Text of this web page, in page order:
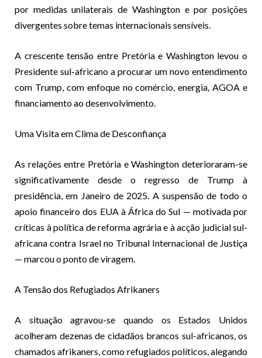
por medidas unilaterais de Washington e por posições
divergentes sobre temas internacionais sensíveis.
A crescente tensão entre Pretória e Washington levou o
Presidente sul-africano a procurar um novo entendimento
com Trump, com enfoque no comércio, energia, AGOA e
financiamento ao desenvolvimento.
Uma Visita em Clima de Desconfiança
As relações entre Pretória e Washington deterioraram-se
significativamente desde o regresso de Trump à
presidência, em Janeiro de 2025. A suspensão de todo o
apoio financeiro dos EUA à África do Sul — motivada por
críticas à política de reforma agrária e à acção judicial sul-
africana contra Israel no Tribunal Internacional de Justiça
— marcou o ponto de viragem.
A Tensão dos Refugiados Afrikaners
A situação agravou-se quando os Estados Unidos
acolheram dezenas de cidadãos brancos sul-africanos, os
chamados afrikaners, como refugiados políticos, alegando